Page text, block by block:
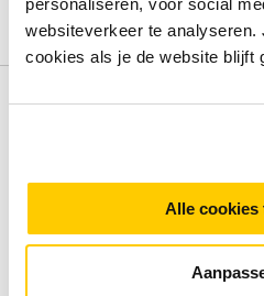
websiteverkeer te
cookies als je de website blijft
Alle cookies
Bekijk alle specificaties
Review
Deel je ervaring met het product
review.